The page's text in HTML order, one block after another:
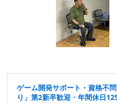
ゲーム開発サポート・資格不
り」第2新卒歓迎・年間休日